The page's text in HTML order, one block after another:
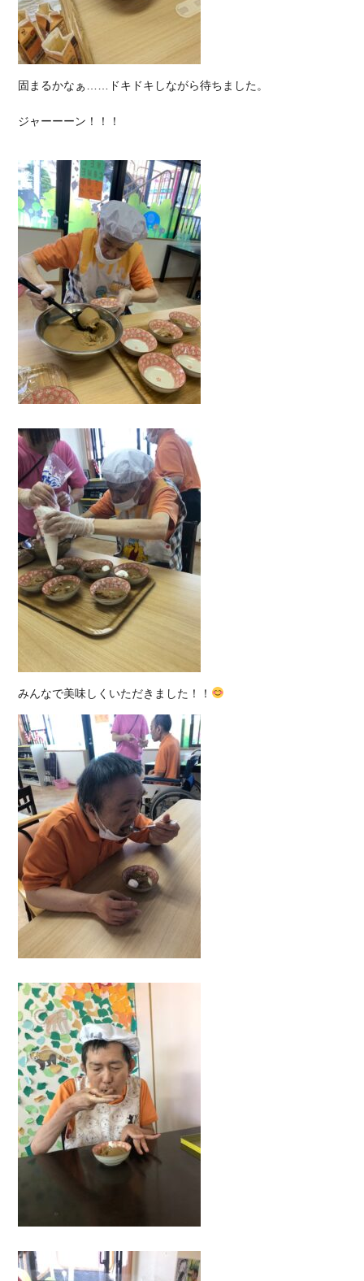
固まるかなぁ……ドキドキしながら待ちました。
ジャーーーン！！！
みんなで美味しくいただきました！！